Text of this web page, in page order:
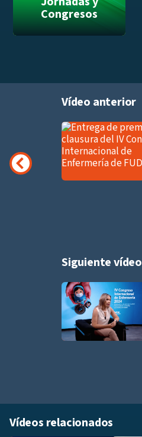
Congresos
Vídeo anterior
Siguiente vídeo
Vídeos relacionados